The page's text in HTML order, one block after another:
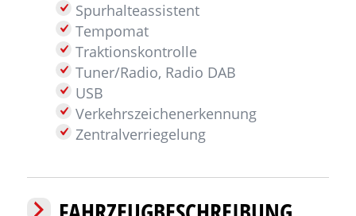
Spurhalteassistent
Tempomat
Traktionskontrolle
Tuner/Radio, Radio DAB
USB
Verkehrszeichenerkennung
Zentralverriegelung